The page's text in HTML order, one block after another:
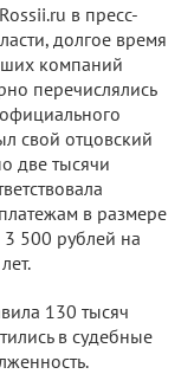
в пресс-
долгое время
компаний
перечислялись
свой отцовский
две тысячи
в размере
500 рублей на
130 тысяч
в судебные